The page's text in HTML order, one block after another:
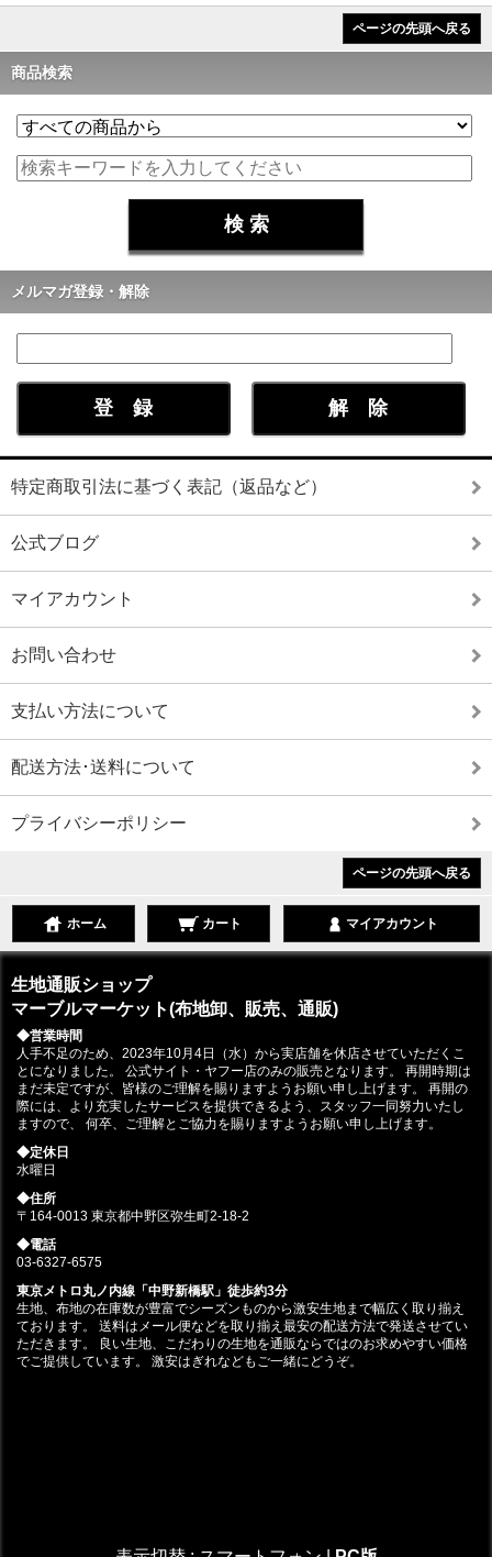
ページの先頭へ戻る
商品検索
メルマガ登録・解除
特定商取引法に基づく表記（返品など）
公式ブログ
マイアカウント
お問い合わせ
支払い方法について
配送方法･送料について
プライバシーポリシー
ページの先頭へ戻る
ホーム カート マイアカウント
生地通販ショップ
マーブルマーケット(布地卸、販売、通販)
◆営業時間
人手不足のため、2023年10月4日（水）から実店舗を休店させていただくこ
とになりました。 公式サイト・ヤフー店のみの販売となります。 再開時期は
まだ未定ですが、皆様のご理解を賜りますようお願い申し上げます。 再開の
際には、より充実したサービスを提供できるよう、スタッフ一同努力いたし
ますので、 何卒、ご理解とご協力を賜りますようお願い申し上げます。
◆定休日
水曜日
◆住所
〒164-0013 東京都中野区弥生町2-18-2
◆電話
03-6327-6575
東京メトロ丸ノ内線「中野新橋駅」徒歩約3分
生地、布地の在庫数が豊富でシーズンものから激安生地まで幅広く取り揃え
ております。 送料はメール便などを取り揃え最安の配送方法で発送させてい
ただきます。 良い生地、こだわりの生地を通販ならではのお求めやすい価格
でご提供しています。 激安はぎれなどもご一緒にどうぞ。